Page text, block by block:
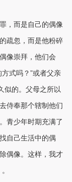
，而是自己的偶像
疏忽，而是他粉碎
像崇拜，他们会
式吗？”或者父亲
似的。父母之所以
侍奉那个辖制他们
青少年时期充满了
自己生活中的偶
偶像。这样，我才